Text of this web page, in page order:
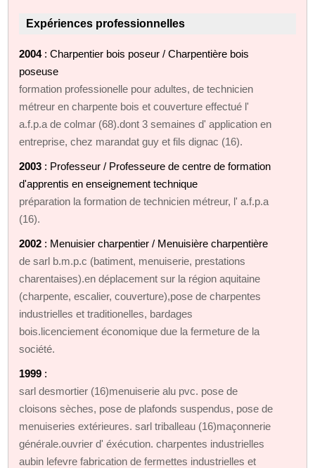
Expériences professionnelles
2004: Charpentier bois poseur / Charpentière bois
poseuse
formation professionelle pour adultes, de technicien
métreur en charpente bois et couverture effectué l'
a.f.p.a de colmar (68).dont 3 semaines d' application en
entreprise, chez marandat guy et fils dignac (16).
2003 : Professeur / Professeure de centre de formation
d'apprentis en enseignement technique
préparation la formation de technicien métreur, l' a.f.p.a
(16).
2002 : Menuisier charpentier / Menuisière charpentière
de sarl b.m.p.c (batiment, menuiserie, prestations
charentaises).en déplacement sur la région aquitaine
(charpente, escalier, couverture),pose de charpentes
industrielles et traditionelles, bardages
bois.licenciement économique due la fermeture de la
société.
1999 :
sarl desmortier (16)menuiserie alu pvc. pose de
cloisons sèches, pose de plafonds suspendus, pose de
menuiseries extérieures. sarl triballeau (16)maçonnerie
générale.ouvrier d' éxécution. charpentes industrielles
aubin lefevre fabrication de fermettes industrielles et